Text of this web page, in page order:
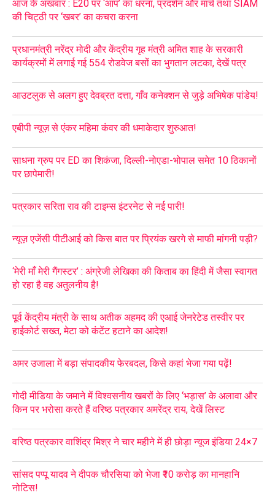
आज के अखबार : E20 पर ‘आप’ का धरना, प्रदर्शन और मार्च तथा SIAM
की चिट्ठी पर ‘खबर’ का कचरा करना
प्रधानमंत्री नरेंद्र मोदी और केंद्रीय गृह मंत्री अमित शाह के सरकारी
कार्यक्रमों में लगाई गई 554 रोडवेज बसों का भुगतान लटका, देखें पत्र
आउटलुक से अलग हुए देवब्रत दत्ता, गाँव कनेक्शन से जुड़े अभिषेक पांडेय!
एबीपी न्यूज़ से एंकर महिमा कंवर की धमाकेदार शुरुआत!
साधना ग्रुप पर ED का शिकंजा, दिल्ली-नोएडा-भोपाल समेत 10 ठिकानों
पर छापेमारी!
पत्रकार सरिता राव की टाइम्स इंटरनेट से नई पारी!
न्यूज़ एजेंसी पीटीआई को किस बात पर प्रियंक खरगे से माफी मांगनी पड़ी?
‘मेरी माँ मेरी गैंगस्टर’ : अंग्रेजी लेखिका की किताब का हिंदी में जैसा स्वागत
हो रहा है वह अतुलनीय है!
पूर्व केंद्रीय मंत्री के साथ अतीक अहमद की एआई जेनरेटेड तस्वीर पर
हाईकोर्ट सख्त, मेटा को कंटेंट हटाने का आदेश!
अमर उजाला में बड़ा संपादकीय फेरबदल, किसे कहां भेजा गया पढ़ें!
गोदी मीडिया के जमाने में विश्वसनीय खबरों के लिए ‘भड़ास’ के अलावा और
किन पर भरोसा करते हैं वरिष्ठ पत्रकार अमरेंद्र राय, देखें लिस्ट
वरिष्ठ पत्रकार वाशिंद्र मिश्र ने चार महीने में ही छोड़ा न्यूज इंडिया 24×7
सांसद पप्पू यादव ने दीपक चौरसिया को भेजा ₹10 करोड़ का मानहानि
नोटिस!